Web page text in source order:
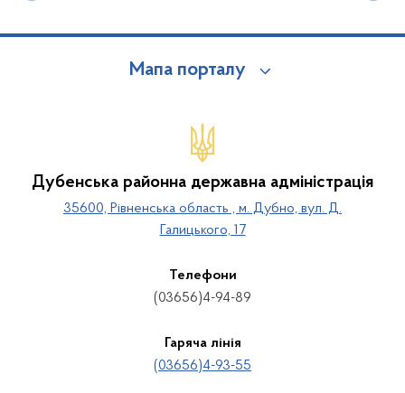
Мапа порталу
Дубенська районна державна адміністрація
35600, Рівненська область , м. Дубно, вул. Д.
Галицького, 17
Телефони
(03656)4-94-89
Гаряча лінія
(03656)4-93-55